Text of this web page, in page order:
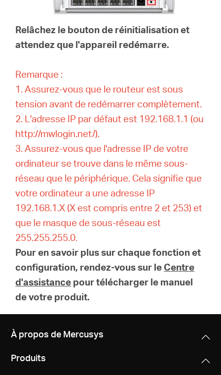
Relâchez le bouton de réinitialisation et
attendez que l'appareil redémarre.
Remarque :
1. Assurez-vous que le routeur est sous
tension avant de redémarrer complètement.
2. L'adresse IP par défaut est 192.168.1.1 (ou
http://mwlogin.net/).
3. Assurez-vous que l'adresse IP de votre
ordinateur se trouve dans le même sous-
réseau que le périphérique. Cela signifie que
votre ordinateur a une adresse IP
192.168.1.X (X est compris entre 2 et 253) et
que le masque de sous-réseau est
255.255.255.0.
Pour en savoir plus sur chaque fonction et
configuration, rendez-vous sur le Centre
d'assistance pour télécharger le manuel
de votre produit.
À propos de Mercusys
Produits